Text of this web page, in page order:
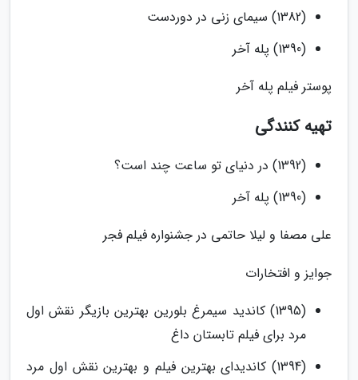
(1382) سیمای زنی در دوردست
(1390) پله آخر
پوستر فیلم پله آخر
تهیه کنندگی
(1392) در دنیای تو ساعت چند است؟
(1390) پله آخر
علی مصفا و لیلا حاتمی در جشنواره فیلم فجر
جوایز و افتخارات
(1395) کاندید سیمرغ بلورین بهترین بازیگر نقش اول
مرد برای فیلم تابستان داغ
(1394) کاندیدای بهترین فیلم و بهترین نقش اول مرد